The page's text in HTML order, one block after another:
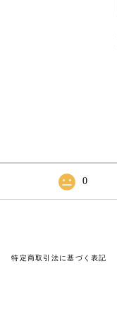
0
特定商取引法に基づく表記